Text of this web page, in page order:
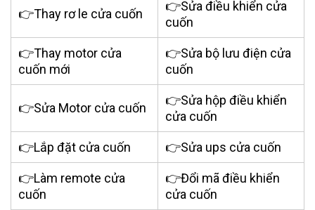
👉Thay rơ le cửa cuốn
👉Sửa điều khiển cửa
cuốn
👉Thay motor cửa
cuốn mới
👉Sửa bộ lưu điện cửa
cuốn
👉Sửa Motor cửa cuốn
👉Sửa hộp điều khiển
cửa cuốn
👉Lắp đặt cửa cuốn 👉Sửa ups cửa cuốn
👉Làm remote cửa
cuốn
👉Đổi mã điều khiển
cửa cuốn